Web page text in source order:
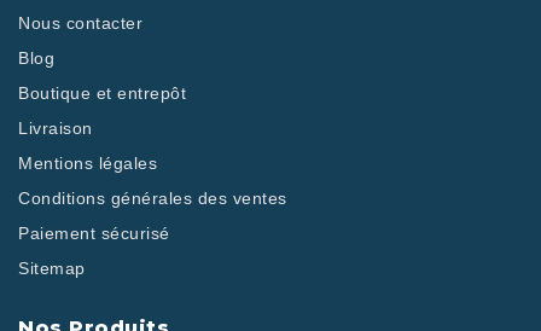
Nous contacter
Blog
Boutique et entrepôt
Livraison
Mentions légales
Conditions générales des ventes
Paiement sécurisé
Sitemap